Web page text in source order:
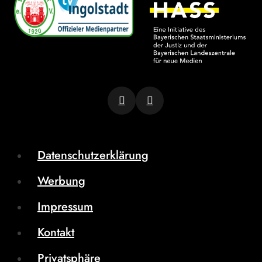
Datenschutzerklärung
Werbung
Impressum
Kontakt
Privatsphäre